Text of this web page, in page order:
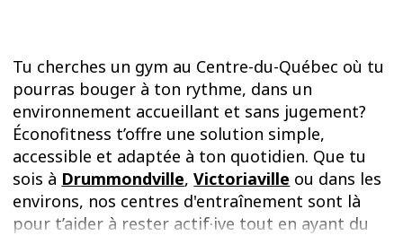
Tu cherches un gym au Centre-du-Québec où tu
pourras bouger à ton rythme, dans un
environnement accueillant et sans jugement?
Éconofitness t’offre une solution simple,
accessible et adaptée à ton quotidien. Que tu
sois à Drummondville,Victoriaville ou dans les
environs, nos centres d'entraînement sont là
pour t’aider à rester actif·ive tout en ayant du